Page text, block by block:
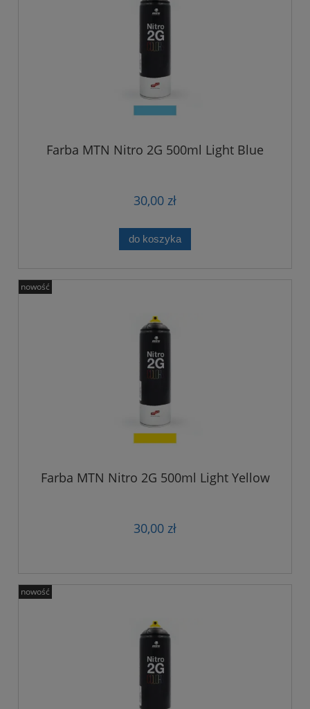
Farba MTN Nitro 2G 500ml Light Blue
30,00 zł
do koszyka
Farba MTN Nitro 2G 500ml Light Yellow
30,00 zł
nowość
nowość